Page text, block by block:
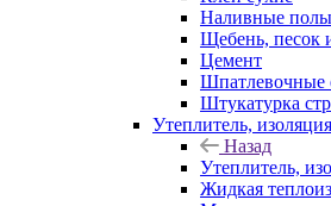
Наливные полы
Щебень, песок
Цемент
Шпатлевочные
Штукатурка
Утеплитель, изоляция
Назад
Утеплитель,
Жидкая